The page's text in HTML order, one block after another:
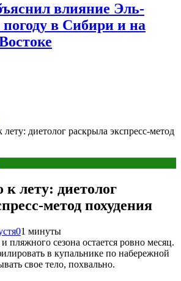
влияние Эль-
в Сибири и на
диетолог раскрыла экспресс-метод
лету: диетолог
метод похудения
01 минуты
пляжного сезона остается ровно месяц.
в купальнике по набережной
свое тело, похвально.